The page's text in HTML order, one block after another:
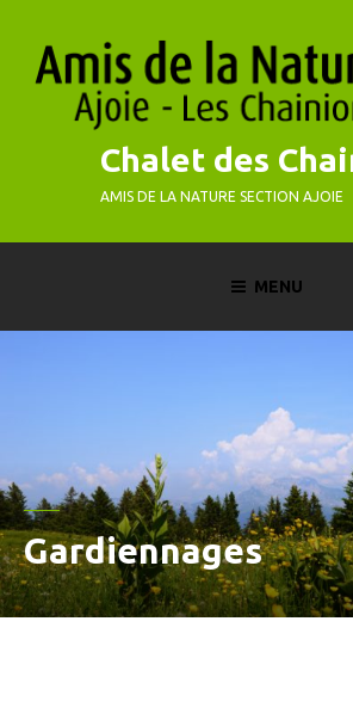
content
Chalet des
AMIS DE LA NATURE SECTION AJOIE
MENU
Gardiennages